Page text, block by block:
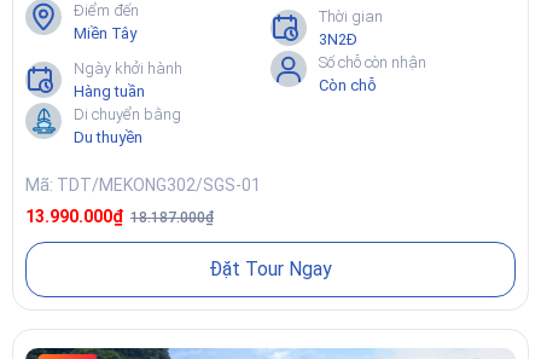
Điểm đến
Miền Tây
Thời gian
3N2Đ
Ngày khởi hành
Hàng tuần
Số chỗ còn nhận
Còn chỗ
Di chuyển bằng
Du thuyền
Mã: TDT/MEKONG302/SGS-01
13.990.000₫ 18.187.000₫
Đặt Tour Ngay